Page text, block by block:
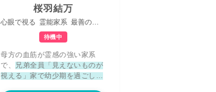
お手伝いさせていただきます。
桜羽結万
心眼で視る 霊能家系 最善の助言
待機中
母方の血筋が霊感の強い家系
で、
兄弟全員「見えないものが
視える」家で幼少期を過ごしま